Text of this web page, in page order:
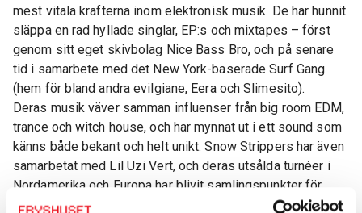
mest vitala krafterna inom elektronisk musik. De har hunnit
släppa en rad hyllade singlar, EP:s och mixtapes – först
genom sitt eget skivbolag Nice Bass Bro, och på senare
tid i samarbete med det New York-baserade Surf Gang
(hem för bland andra evilgiane, Eera och Slimesito).
Deras musik väver samman influenser från big room EDM,
trance och witch house, och har mynnat ut i ett sound som
känns både bekant och helt unikt. Snow Strippers har även
samarbetat med Lil Uzi Vert, och deras utsålda turnéer i
Nordamerika och Europa har blivit samlingspunkter för
olika undergroundscener.